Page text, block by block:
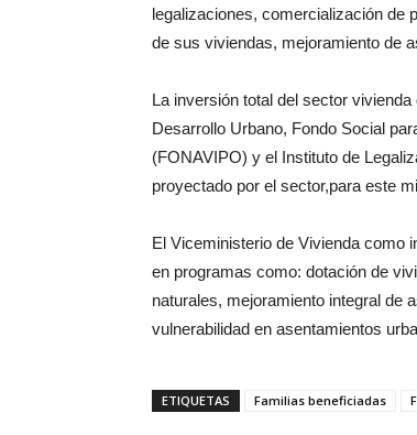
legalizaciones, comercialización de
de sus viviendas, mejoramiento de
La inversión total del sector
Desarrollo Urbano, Fondo Social
(FONAVIPO) y el Instituto de
proyectado por el sector,para este
El Viceministerio de Vivienda como
en programas como: dotación de
naturales, mejoramiento integral de
vulnerabilidad en asentamientos
ETIQUETAS Familias beneficiadas